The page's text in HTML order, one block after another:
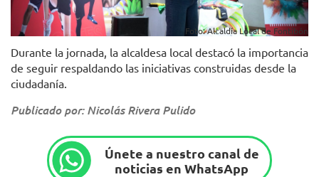
Foto: Alcaldía Local de Fontibón
Durante la jornada, la alcaldesa local destacó la importancia
de seguir respaldando las iniciativas construidas desde la
ciudadanía.
Publicado por: Nicolás Rivera Pulido
Únete a nuestro canal de
noticias en WhatsApp